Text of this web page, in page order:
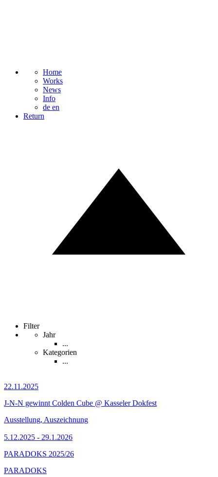
Home
Works
News
Info
de en
Return
Filter
Jahr
...
Kategorien
...
22.11.2025
J-N-N gewinnt Colden Cube @ Kasseler Dokfest
Ausstellung, Auszeichnung
5.12.2025 - 29.1.2026
PARADOKS 2025/26
PARADOKS